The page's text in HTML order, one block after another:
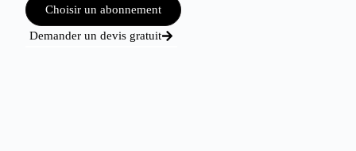
Choisir un abonnement
Demander un devis gratuit